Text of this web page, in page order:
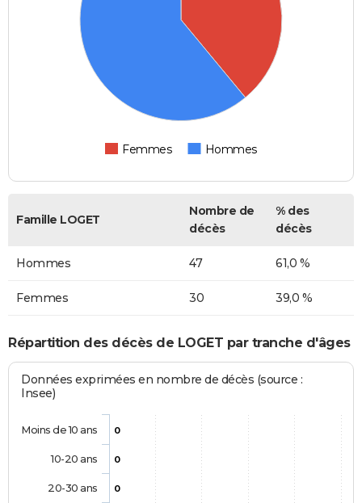
Femmes Hommes
Famille LOGET
Nombre de
décès
% des
décès
Hommes 47 61,0 %
Femmes 30 39,0 %
Répartition des décès de LOGET par tranche d'âges
Données exprimées en nombre de décès (source :
Insee)
0
0
0
Moins de 10 ans
10-20 ans
20-30 ans